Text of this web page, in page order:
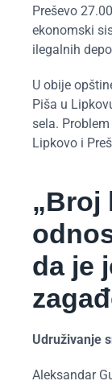
Preševo
ekonomski
ilegalnih
U obije
Piša u
sela.
Lipkovo i
„Broj
da je
Udruživanje
Aleksandar